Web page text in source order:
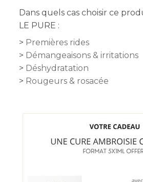
Dans quels cas choisir ce
LE PURE :
Premières rides
Démangeaisons & irritations
Déshydratation
Rougeurs & rosacée